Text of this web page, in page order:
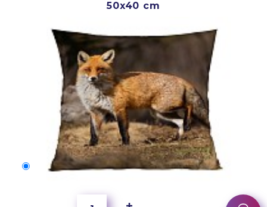
50x40 cm
50x40 cm